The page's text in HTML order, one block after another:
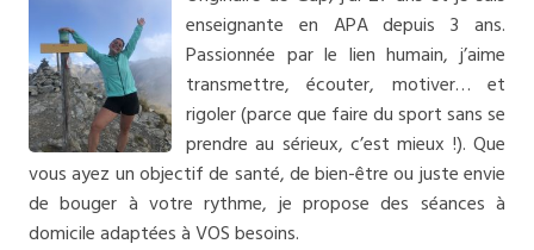
enseignante en APA depuis 3 ans.
Passionnée par le lien humain, j’aime
transmettre, écouter, motiver… et
rigoler (parce que faire du sport sans se
prendre au sérieux, c’est mieux !). Que
vous ayez un objectif de santé, de bien-être ou juste envie
de bouger à votre rythme, je propose des séances à
domicile adaptées à VOS besoins.